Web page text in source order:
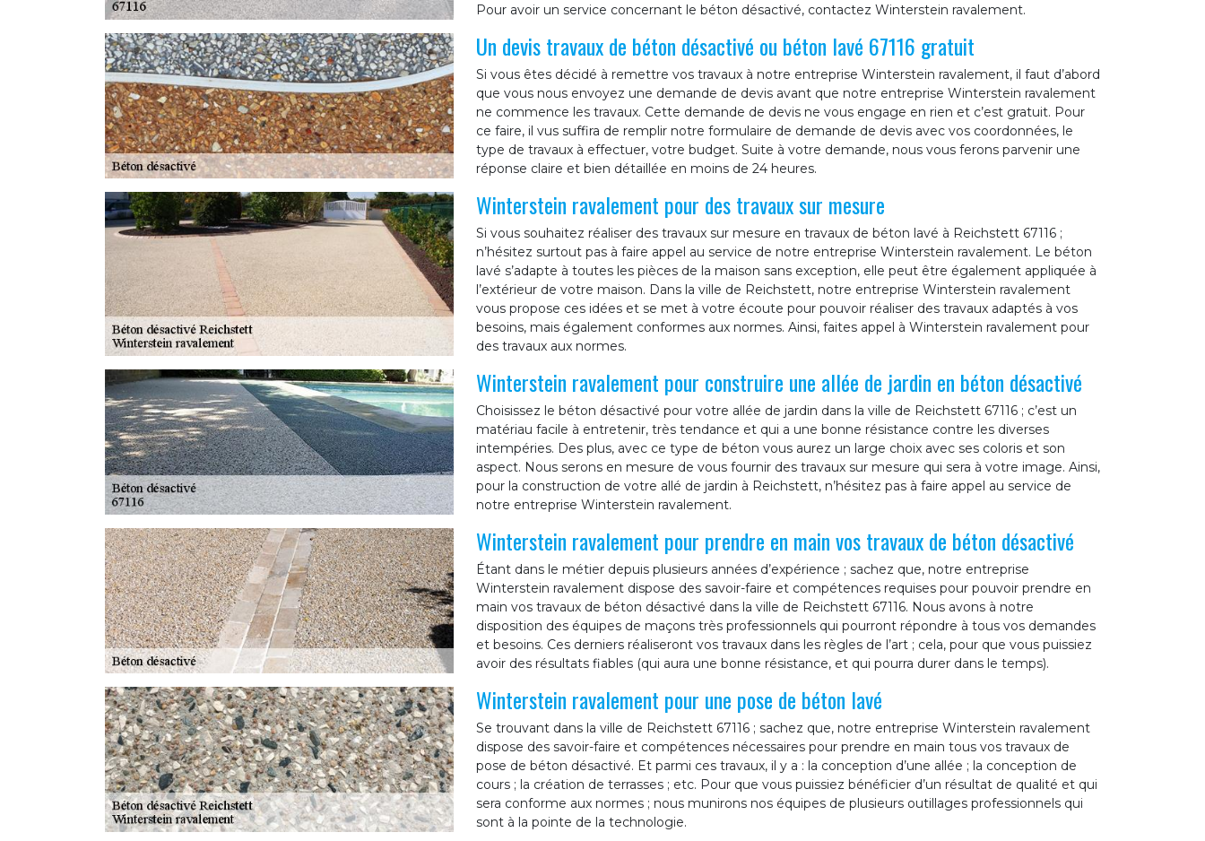
Pour avoir un service concernant le béton désactivé, contactez Winterstein ravalement.
Un devis travaux de béton désactivé ou béton lavé 67116 gratuit
Si vous êtes décidé à remettre vos travaux à notre entreprise Winterstein ravalement, il faut d’abord
que vous nous envoyez une demande de devis avant que notre entreprise Winterstein ravalement
ne commence les travaux. Cette demande de devis ne vous engage en rien et c’est gratuit. Pour
ce faire, il vus suffira de remplir notre formulaire de demande de devis avec vos coordonnées, le
type de travaux à effectuer, votre budget. Suite à votre demande, nous vous ferons parvenir une
réponse claire et bien détaillée en moins de 24 heures.
Winterstein ravalement pour des travaux sur mesure
Si vous souhaitez réaliser des travaux sur mesure en travaux de béton lavé à Reichstett 67116 ;
n’hésitez surtout pas à faire appel au service de notre entreprise Winterstein ravalement. Le béton
lavé s’adapte à toutes les pièces de la maison sans exception, elle peut être également appliquée à
l’extérieur de votre maison. Dans la ville de Reichstett, notre entreprise Winterstein ravalement
vous propose ces idées et se met à votre écoute pour pouvoir réaliser des travaux adaptés à vos
besoins, mais également conformes aux normes. Ainsi, faites appel à Winterstein ravalement pour
des travaux aux normes.
Winterstein ravalement pour construire une allée de jardin en béton désactivé
Choisissez le béton désactivé pour votre allée de jardin dans la ville de Reichstett 67116 ; c’est un
matériau facile à entretenir, très tendance et qui a une bonne résistance contre les diverses
intempéries. Des plus, avec ce type de béton vous aurez un large choix avec ses coloris et son
aspect. Nous serons en mesure de vous fournir des travaux sur mesure qui sera à votre image. Ainsi,
pour la construction de votre allé de jardin à Reichstett, n’hésitez pas à faire appel au service de
notre entreprise Winterstein ravalement.
Winterstein ravalement pour prendre en main vos travaux de béton désactivé
Étant dans le métier depuis plusieurs années d’expérience ; sachez que, notre entreprise
Winterstein ravalement dispose des savoir-faire et compétences requises pour pouvoir prendre en
main vos travaux de béton désactivé dans la ville de Reichstett 67116. Nous avons à notre
disposition des équipes de maçons très professionnels qui pourront répondre à tous vos demandes
et besoins. Ces derniers réaliseront vos travaux dans les règles de l’art ; cela, pour que vous puissiez
avoir des résultats fiables (qui aura une bonne résistance, et qui pourra durer dans le temps).
Winterstein ravalement pour une pose de béton lavé
Se trouvant dans la ville de Reichstett 67116 ; sachez que, notre entreprise Winterstein ravalement
dispose des savoir-faire et compétences nécessaires pour prendre en main tous vos travaux de
pose de béton désactivé. Et parmi ces travaux, il y a : la conception d’une allée ; la conception de
cours ; la création de terrasses ; etc. Pour que vous puissiez bénéficier d’un résultat de qualité et qui
sera conforme aux normes ; nous munirons nos équipes de plusieurs outillages professionnels qui
sont à la pointe de la technologie.